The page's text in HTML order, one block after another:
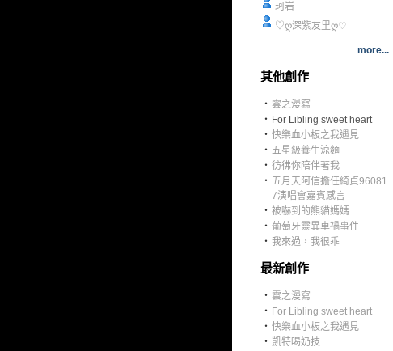
珂岩
♡ღ深紫友里ღ♡
more...
其他創作
‧ 雲之漫寫
‧ For Libling sweet heart
‧ 快樂血小板之我遇見
‧ 五星級養生涼麵
‧ 彷彿你陪伴著我
‧ 五月天阿信擔任綺貞96081
7演唱會嘉賓感言
‧ 被嚇到的熊貓媽媽
‧ 葡萄牙靈異車禍事件
‧ 我來過，我很乖
最新創作
‧ 雲之漫寫
‧ For Libling sweet heart
‧ 快樂血小板之我遇見
‧ 凱特喝奶技